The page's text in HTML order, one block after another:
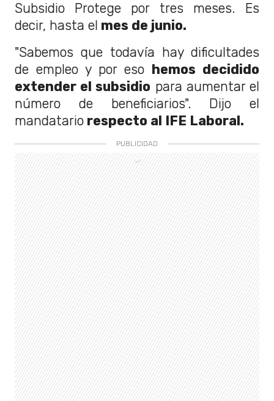
Subsidio Protege por tres meses. Es
decir, hasta el mes de junio.
"Sabemos que todavía hay dificultades
de empleo y por eso hemos decidido
extender el subsidio para aumentar el
número de beneficiarios". Dijo el
mandatario respecto al IFE Laboral.